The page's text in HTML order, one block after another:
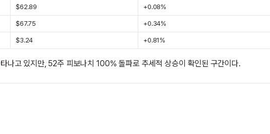
$62.89 +0.08%
$67.75 +0.34%
$3.24 +0.81%
나고 있지만, 52주 피보나치 100% 돌파로 추세적 상승이 확인된 구간이다.